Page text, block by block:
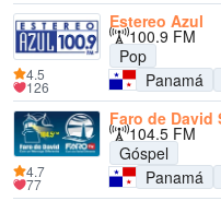
Estereo Azul
100.9 FM
Pop
Panamá
4.5
126
Faro de David
104.5 FM
Góspel
Panamá
4.7
77